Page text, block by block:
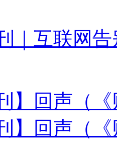
｜互联网
】回声（
】回声（